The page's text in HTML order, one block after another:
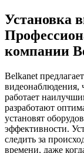
Установка
компании
Belkanet
видеонаблюдения,
работает
разработают
установят
эффективности.
следить за
времени, даже